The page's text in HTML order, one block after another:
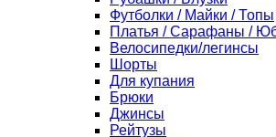
Футболки / Майки / Топы
Платья / Сарафаны /
Велосипедки/легинсы
Шорты
Для купания
Брюки
Джинсы
Рейтузы